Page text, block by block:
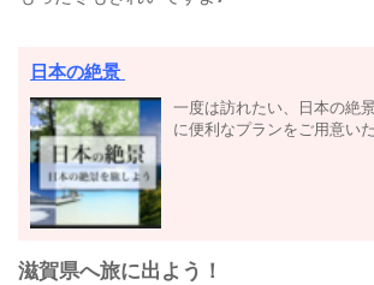
日本の絶景
一度は訪れたい、日本の絶
に便利なプランをご用意い
滋賀県へ旅に出よう！